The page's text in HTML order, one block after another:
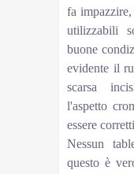
fa
utilizzabili
buone
evidente il
scarsa
l'aspetto
essere
Nessun
questo è